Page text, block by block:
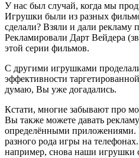
У нас был случай, когда мы
Игрушки были из разных
сделали? Взяли и дали рекламу
Рекламировали Дарт Вейдера
этой серии фильмов.
С другими игрушками
эффективности
думаю, Вы уже догадались.
Кстати, многие забывают про
Вы также можете давать
определёнными приложениями.
разного рода игры на
например, снова наши игрушки